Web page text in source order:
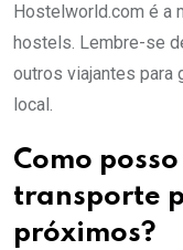
Hostelworld.com é a
hostels. Lembre-se
outros viajantes para
local.
Como
transporte
próximos?